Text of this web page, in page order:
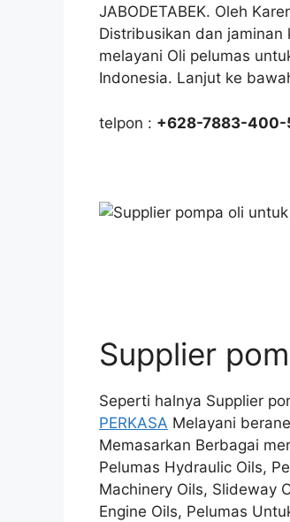
JABODETABEK. Oleh
Distribusikan dan
melayani Oli pelumas
Indonesia. Lanjut ke
telpon : +628-7883-400-
Supplier
Seperti halnya Supplier
PERKASA Melayani
Memasarkan Berbagai
Pelumas Hydraulic Oils,
Machinery Oils, Slideway
Engine Oils, Pelumas